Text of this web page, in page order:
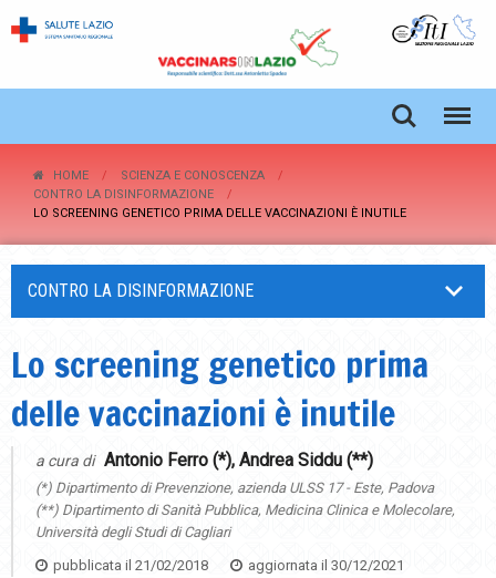
HOME
SCIENZA E CONOSCENZA
CONTRO LA DISINFORMAZIONE
LO SCREENING GENETICO PRIMA DELLE VACCINAZIONI È INUTILE
CONTRO LA DISINFORMAZIONE
Lo screening genetico prima
delle vaccinazioni è inutile
a cura di Antonio Ferro (*), Andrea Siddu (**)
(*) Dipartimento di Prevenzione, azienda ULSS 17 - Este, Padova
(**) Dipartimento di Sanità Pubblica, Medicina Clinica e Molecolare,
Università degli Studi di Cagliari
pubblicata il 21/02/2018 aggiornata il 30/12/2021